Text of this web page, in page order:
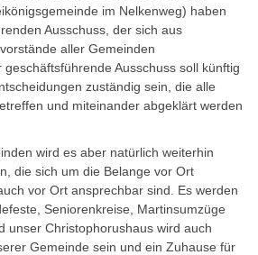
im Nelkenweg) haben
Ausschuss, der sich aus
aller Gemeinden
Ausschuss soll künftig
zuständig sein, die alle
und miteinander abgeklärt werden
wird es aber natürlich weiterhin
die sich um die Belange vor Ort
vor Ort ansprechbar sind. Es werden
Seniorenkreise, Martinsumzüge
unser Christophorushaus wird auch
Gemeinde sein und ein Zuhause für